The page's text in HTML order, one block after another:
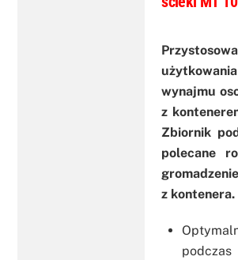
wynajmu
z
Zbiornik
polecane
z kontenera.